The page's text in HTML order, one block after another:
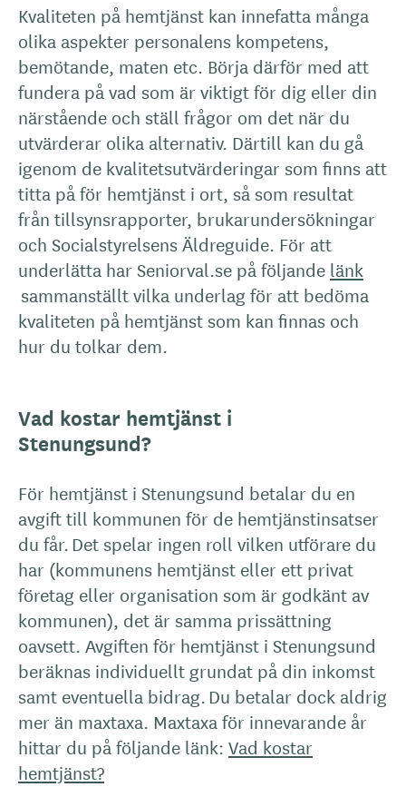
Kvaliteten på hemtjänst kan innefatta många
olika aspekter personalens kompetens,
bemötande, maten etc. Börja därför med att
fundera på vad som är viktigt för dig eller din
närstående och ställ frågor om det när du
utvärderar olika alternativ. Därtill kan du gå
igenom de kvalitetsutvärderingar som finns att
titta på för hemtjänst i ort, så som resultat
från tillsynsrapporter, brukarundersökningar
och Socialstyrelsens Äldreguide. För att
underlätta har Seniorval.se på följande länk
sammanställt vilka underlag för att bedöma
kvaliteten på hemtjänst som kan finnas och
hur du tolkar dem.
Vad kostar hemtjänst i
Stenungsund?
För hemtjänst i Stenungsund betalar du en
avgift till kommunen för de hemtjänstinsatser
du får. Det spelar ingen roll vilken utförare du
har (kommunens hemtjänst eller ett privat
företag eller organisation som är godkänt av
kommunen), det är samma prissättning
oavsett. Avgiften för hemtjänst i Stenungsund
beräknas individuellt grundat på din inkomst
samt eventuella bidrag. Du betalar dock aldrig
mer än maxtaxa. Maxtaxa för innevarande år
hittar du på följande länk: Vad kostar
hemtjänst?